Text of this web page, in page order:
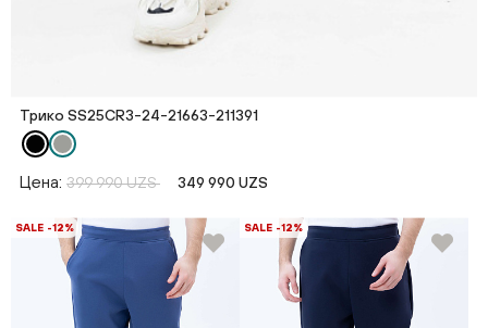
Трико SS25CR3-24-21663-211391
Цена: 399 990 UZS 349 990 UZS
SALE -12% SALE -12%